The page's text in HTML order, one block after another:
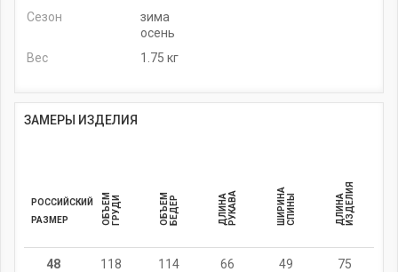
Сезон
зима
осень
Вес
1.75 кг
ЗАМЕРЫ ИЗДЕЛИЯ
РОССИЙСКИЙ
РАЗМЕР
ОБЪЕМГРУДИ ОБЪЕМБЕДЕР ДЛИНАРУКАВА ШИРИНАСПИНЫ ДЛИНАИЗДЕЛИЯ
48 118 114 66 49 75